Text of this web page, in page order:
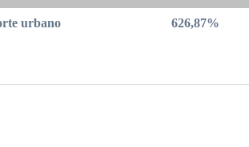
urbano 626,87%